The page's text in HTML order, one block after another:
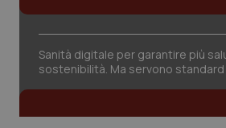
Sanità digitale per garantire più
sostenibilità. Ma servono
tracking-enable